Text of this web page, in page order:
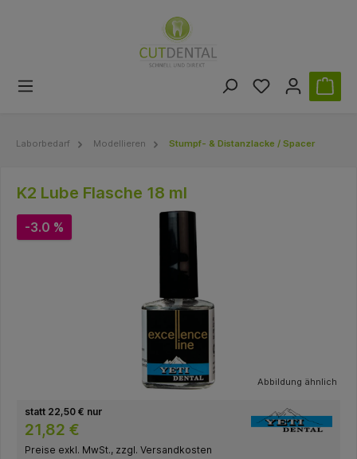
Laborbedarf Modellieren Stumpf- & Distanzlacke / Spacer
K2 Lube Flasche 18 ml
-3.0 %
Abbildung ähnlich
statt 22,50 € nur
21,82 €
Preise exkl. MwSt., zzgl. Versandkosten